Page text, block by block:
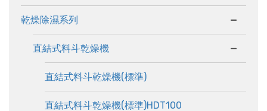
乾燥除濕系列
直結式料斗乾燥機
直結式料斗乾燥機(標準)
直結式料斗乾燥機(標準)HDT100
-
-